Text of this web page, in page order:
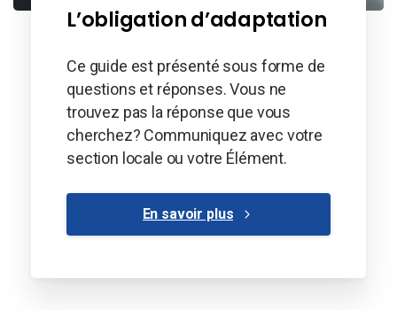
L’obligation d’adaptation
Ce guide est présenté sous forme de
questions et réponses. Vous ne
trouvez pas la réponse que vous
cherchez? Communiquez avec votre
section locale ou votre Élément.
En savoir plus